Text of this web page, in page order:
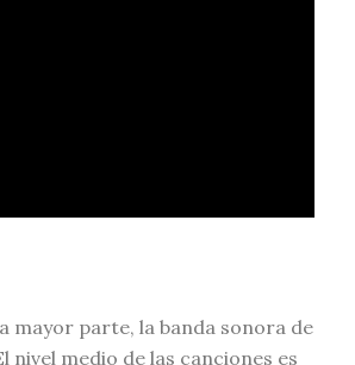
mayor parte, la banda sonora de
nivel medio de las canciones es